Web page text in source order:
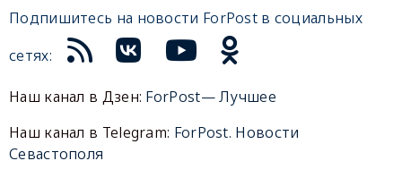
Подпишитесь на новости ForPost в социальных
сетях:
Наш канал в Дзен: ForPost— Лучшее
Наш канал в Telegram: ForPost. Новости
Севастополя